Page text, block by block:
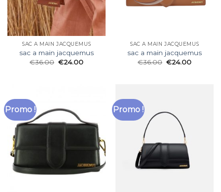
SAC A MAIN JACQUEMUS
sac a main jacquemus
€36.00 €24.00
SAC A MAIN JACQUEMUS
sac a main jacquemus
€36.00 €24.00
Promo ! Promo !